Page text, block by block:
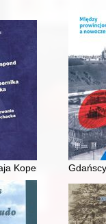
Kopernika z rodu